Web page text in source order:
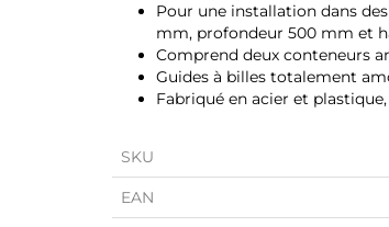
Pour une installation dans
mm, profondeur 500 mm et
Comprend deux conteneurs
Guides à billes totalement
Fabriqué en acier et
SKU
EAN